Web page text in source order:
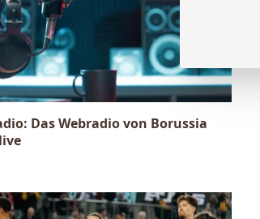
Das Webradio von Borussia